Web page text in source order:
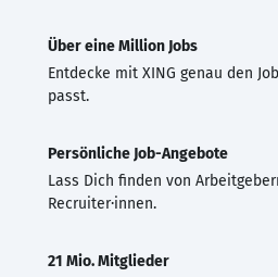
Über eine Million Jobs
Entdecke mit XING genau den
passt.
Persönliche Job-Angebote
Lass Dich finden von
Recruiter·innen.
21 Mio. Mitglieder